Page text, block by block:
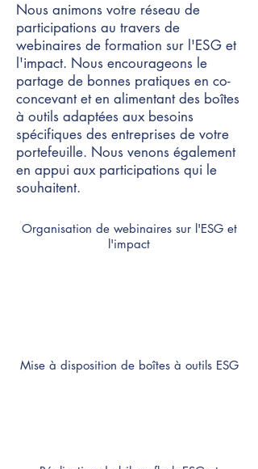
Nous animons votre réseau de
participations au travers de
webinaires de formation sur l'ESG et
l'impact. Nous encourageons le
partage de bonnes pratiques en co-
concevant et en alimentant des boîtes
à outils adaptées aux besoins
spécifiques des entreprises de votre
portefeuille. Nous venons également
en appui aux participations qui le
souhaitent.
Organisation de webinaires sur l'ESG et
l'impact
Mise à disposition de boîtes à outils ESG